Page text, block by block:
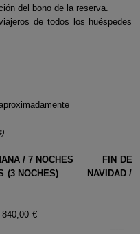
del bono de la reserva.
de todos los huéspedes
7 NOCHES FIN DE
(3 NOCHES) NAVIDAD /
840,00 €
-----